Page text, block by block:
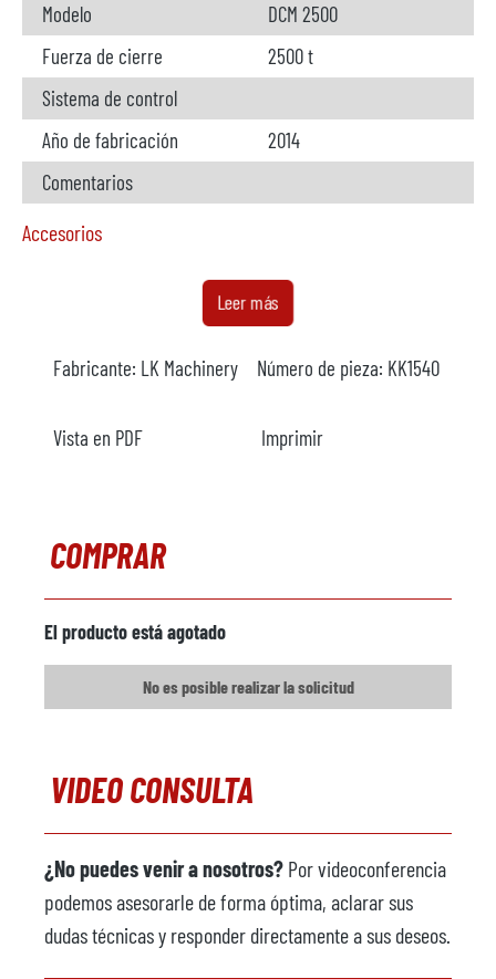
Modelo
DCM 2500
Fuerza de cierre
2500 t
Sistema de control
Año de fabricación
2014
Comentarios
Accesorios
no disponible
Modelo
Año
Cargador de metal
Fabricante
Modelo
Fabricante
Modelo
Año
Robot extractor
no disponible
Leer más
Fabricante: LK Machinery Número de pieza: KK1540
Vista en PDF Imprimir
COMPRAR
El producto está agotado
No es posible realizar la solicitud
VIDEO CONSULTA
¿No puedes venir a nosotros? Por videoconferencia
podemos asesorarle de forma óptima, aclarar sus
dudas técnicas y responder directamente a sus deseos.